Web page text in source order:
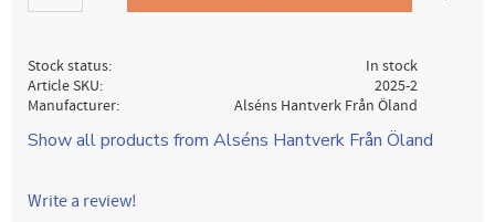
Stock status
In stock
Article SKU
2025-2
Manufacturer
Alséns Hantverk Från Öland
Show all products from Alséns Hantverk Från Öland
Write a review!